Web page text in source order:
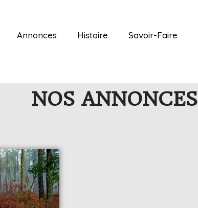
Annonces Histoire Savoir-Faire
NOS ANNONCES